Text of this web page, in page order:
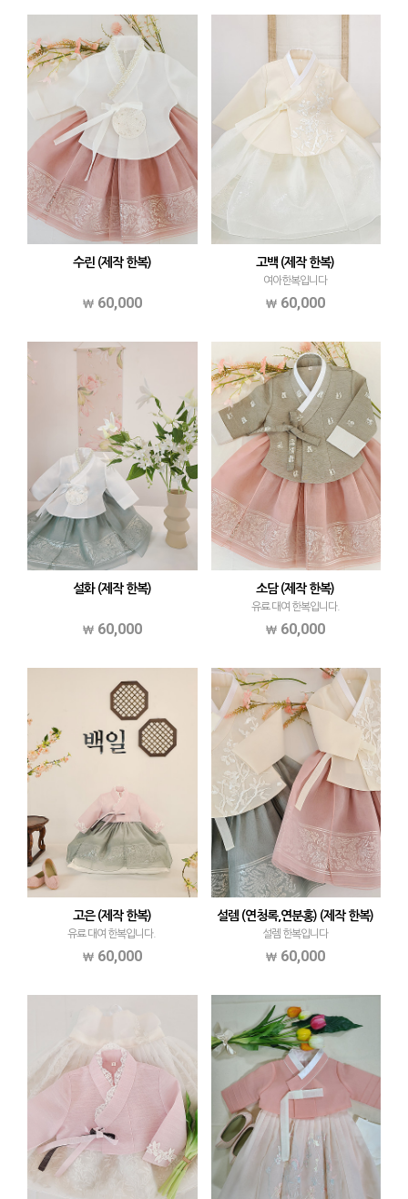
수린 (제작 한복)
60,000
고백 (제작 한복)
여아한복입니다
60,000
설화 (제작 한복)
60,000
소담 (제작 한복)
유료 대여 한복입니다.
60,000
고은 (제작 한복)
유료 대여 한복입니다.
60,000
설렘 (연청록,연분홍) (제작 한복)
설렘 한복입니다
60,000